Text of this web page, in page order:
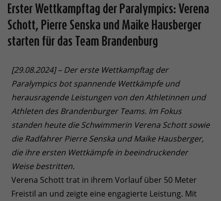
Erster Wettkampftag der Paralympics: Verena
Schott, Pierre Senska und Maike Hausberger
starten für das Team Brandenburg
[29.08.2024] – Der erste Wettkampftag der
Paralympics bot spannende Wettkämpfe und
herausragende Leistungen von den Athletinnen und
Athleten des Brandenburger Teams. Im Fokus
standen heute die Schwimmerin Verena Schott sowie
die Radfahrer Pierre Senska und Maike Hausberger,
die ihre ersten Wettkämpfe in beeindruckender
Weise bestritten.
Verena Schott trat in ihrem Vorlauf über 50 Meter
Freistil an und zeigte eine engagierte Leistung. Mit